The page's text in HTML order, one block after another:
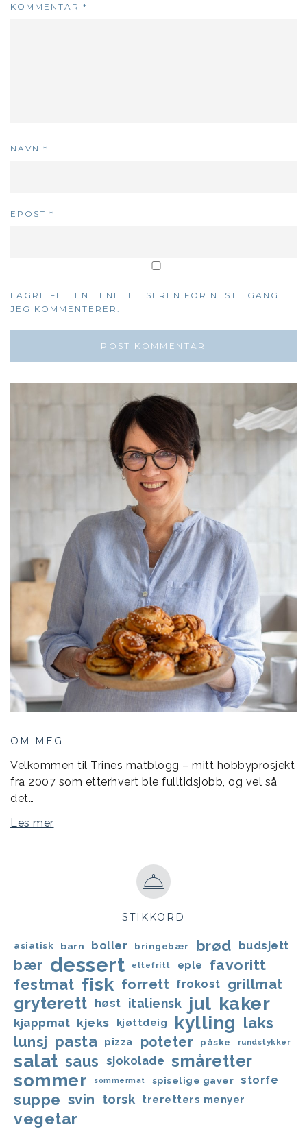
KOMMENTAR *
NAVN *
EPOST *
LAGRE FELTENE I NETTLESEREN FOR NESTE GANG
JEG KOMMENTERER.
OM MEG
Velkommen til Trines matblogg – mitt hobbyprosjekt
fra 2007 som etterhvert ble fulltidsjobb, og vel så
det…
Les mer
STIKKORD
asiatisk barn boller bringebær brød budsjett
bær dessert eltefritt eple favoritt
festmat fisk forrett frokost grillmat
gryterett høst italiensk jul kaker
kjappmat kjeks kjøttdeig kylling laks
lunsj pasta pizza poteter påske rundstykker
salat saus sjokolade småretter
sommer sommermat spiselige gaver storfe
suppe svin torsk treretters menyer
vegetar